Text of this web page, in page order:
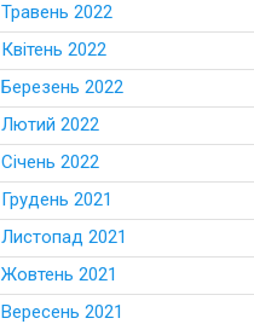
Травень 2022
Квітень 2022
Березень 2022
Лютий 2022
Січень 2022
Грудень 2021
Листопад 2021
Жовтень 2021
Вересень 2021